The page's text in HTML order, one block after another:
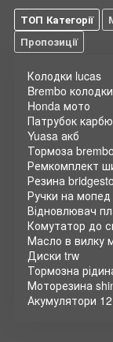
ТОП Категорії
Пропозиції
Колодки lucas
Brembo колодки
Honda мото
Патрубок
Yuasa акб
Тормоза brembo
Ремкомплект
Резина
Ручки на мопед
Відновлювач
Комутатор до
Масло в вилку
Диски trw
Тормозна
Моторезина
Акумулятори